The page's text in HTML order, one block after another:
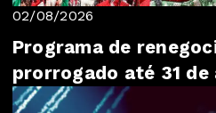
02/08/2026
Programa de
prorrogado até 31 de